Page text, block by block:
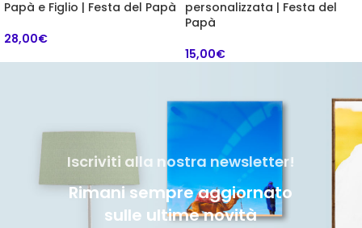
Papà e Figlio | Festa del Papà
28,00€
personalizzata | Festa del
Papà
15,00€
Iscriviti alla nostra newsletter!
Rimani sempre aggiornato
sulle ultime novità